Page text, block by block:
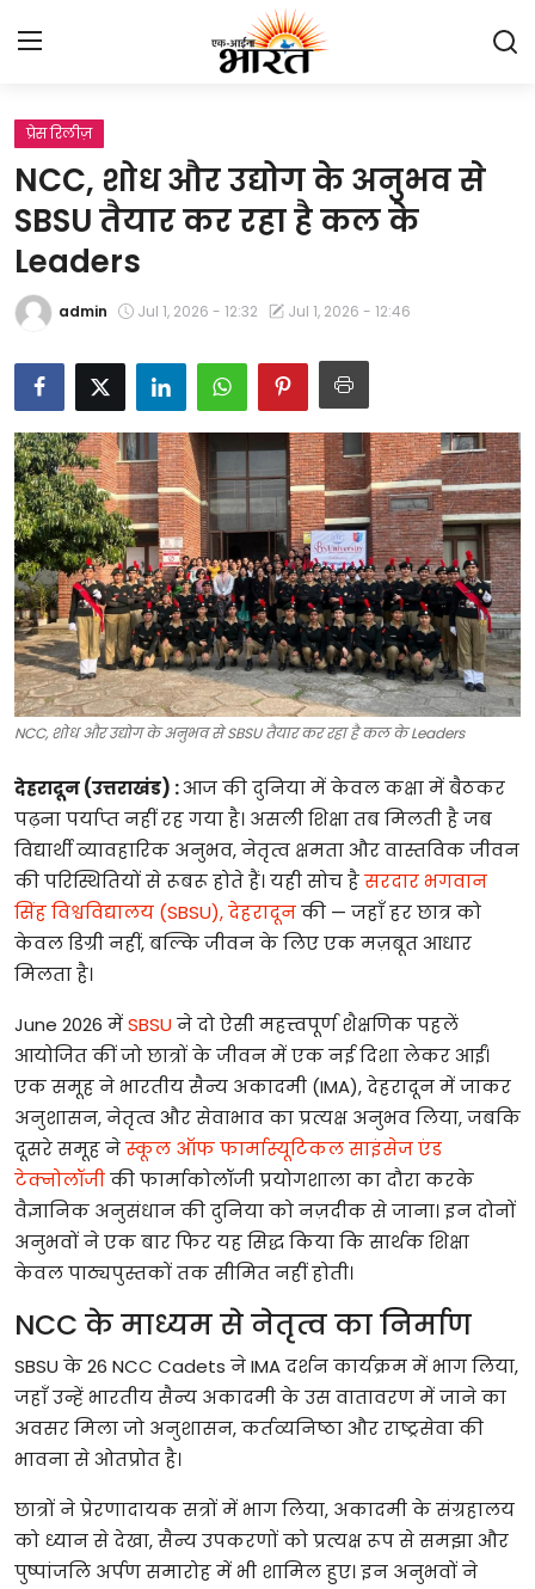
Home
प्रेस रिलीज़
देश
राजस्थान
लाइफस्टाइल
Contact
मनोरंजन
टेक्नोलॉजी
खेल
फैशन
संपादकीय
बिज़नेस
प्रेस रिलीज़
NCC, शोध और उद्योग के अनुभव से
SBSU तैयार कर रहा है कल के
Leaders
admin Jul 1, 2026 - 12:32 Jul 1, 2026 - 12:46
NCC, शोध और उद्योग के अनुभव से SBSU तैयार कर रहा है कल के Leaders
देहरादून(उत्तराखंड) :आजकीदुनियामेंकेवलकक्षामेंबैठकर
पढ़नापर्याप्तनहींरहगयाहै। असलीशिक्षातबमिलतीहैजब
विद्यार्थीव्यावहारिक अनुभव,नेतृत्व क्षमताऔरवास्तविकजीवन
कीपरिस्थितियोंसेरूबरूहोतेहैं।यहीसोचहैसरदारभगवान
सिंहविश्वविद्यालय (SBSU),देहरादूनकी — जहाँहरछात्रको
केवलडिग्रीनहीं,बल्किजीवनकेलिएएकमज़बूतआधार
मिलताहै।
June 2026 मेंSBSUनेदोऐसीमहत्त्वपूर्ण शैक्षणिकपहलें
आयोजितकींजोछात्रोंकेजीवनमेंएकनईदिशालेकरआईं।
एकसमूहनेभारतीयसैन्य अकादमी (IMA),देहरादूनमेंजाकर
अनुशासन,नेतृत्वऔरसेवाभावकाप्रत्यक्ष अनुभवलिया,जबकि
दूसरेसमूहनेस्कूल ऑफफार्मास्यूटिकलसाइंसेजएंड
टेक्नोलॉजीकीफार्माकोलॉजीप्रयोगशालाकादौराकरके
वैज्ञानिक अनुसंधानकीदुनियाकोनज़दीकसेजाना।इनदोनों
अनुभवोंनेएकबारफिरयहसिद्धकियाकिसार्थकशिक्षा
केवलपाठ्यपुस्तकोंतकसीमितनहींहोती।
NCC केमाध्यमसेनेतृत्वकानिर्माण
SBSU के26 NCC Cadets नेIMAदर्शनकार्यक्रममेंभागलिया,
जहाँउन्हेंभारतीयसैन्य अकादमीकेउसवातावरणमेंजानेका
अवसरमिलाजो अनुशासन,कर्तव्यनिष्ठाऔरराष्ट्रसेवाकी
भावनासेओतप्रोतहै।
छात्रोंनेप्रेरणादायकसत्रोंमेंभागलिया, अकादमीकेसंग्रहालय
को ध्यानसेदेखा,सैन्यउपकरणोंकोप्रत्यक्षरूपसेसमझाऔर
पुष्पांजलि अर्पणसमारोहमेंभी शामिलहुए।इन अनुभवोंने